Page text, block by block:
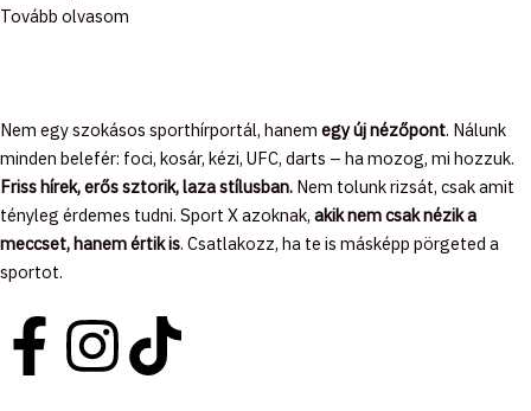
Tovább olvasom
Nem egy szokásos sporthírportál, hanem egy új nézőpont. Nálunk
minden belefér: foci, kosár, kézi, UFC, darts – ha mozog, mi hozzuk.
Friss hírek, erős sztorik, laza stílusban. Nem tolunk rizsát, csak amit
tényleg érdemes tudni. Sport X azoknak, akik nem csak nézik a
meccset, hanem értik is. Csatlakozz, ha te is másképp pörgeted a
sportot.
F I T